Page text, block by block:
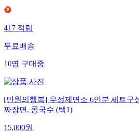
417적립
무료배송
10명구매중
[만원의행복] 우정제면소 6인분 세트구
짜장면, 콩국수 (택1)
15,000원